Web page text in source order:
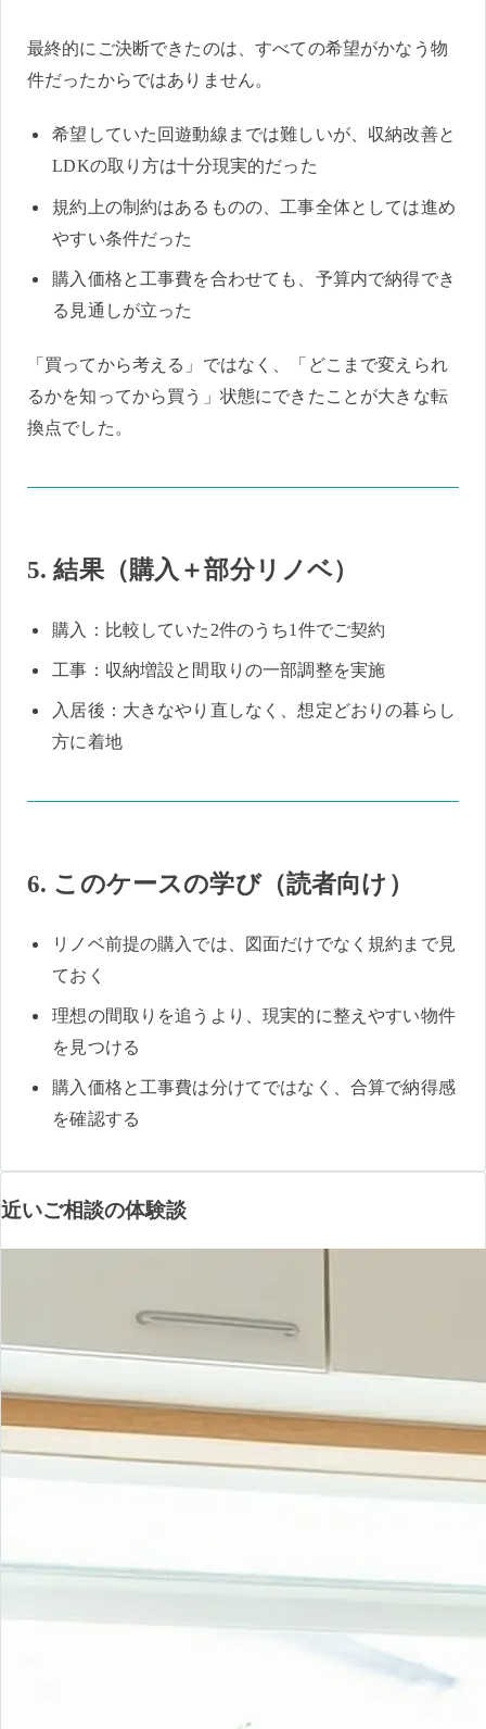
最終的にご決断できたのは、すべての希望がかなう物
件だったからではありません。
希望していた回遊動線までは難しいが、収納改善と
LDKの取り方は十分現実的だった
規約上の制約はあるものの、工事全体としては進め
やすい条件だった
購入価格と工事費を合わせても、予算内で納得でき
る見通しが立った
「買ってから考える」ではなく、「どこまで変えられ
るかを知ってから買う」状態にできたことが大きな転
換点でした。
5. 結果（購入＋部分リノベ）
購入：比較していた2件のうち1件でご契約
工事：収納増設と間取りの一部調整を実施
入居後：大きなやり直しなく、想定どおりの暮らし
方に着地
6. このケースの学び（読者向け）
リノベ前提の購入では、図面だけでなく規約まで見
ておく
理想の間取りを追うより、現実的に整えやすい物件
を見つける
購入価格と工事費は分けてではなく、合算で納得感
を確認する
近いご相談の体験談